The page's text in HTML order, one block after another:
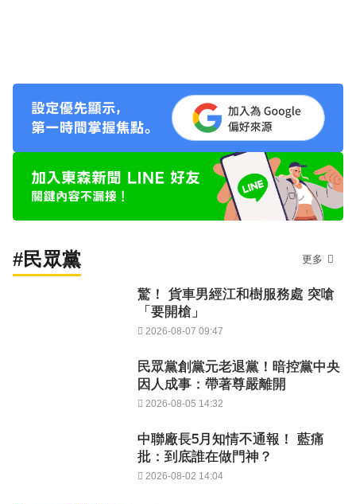
#民眾黨 更多
驚！ 貨車男經江和樹服務處 突嗆
「要開槍」
2026-08-07 09:47
民眾黨創黨元老退黨！暗控黨中央
因人成事：帶著尊嚴離開
2026-08-05 14:32
中聯廠長5月知情不通報！ 藍痛
批：到底誰在做門神？
2026-08-02 14:04